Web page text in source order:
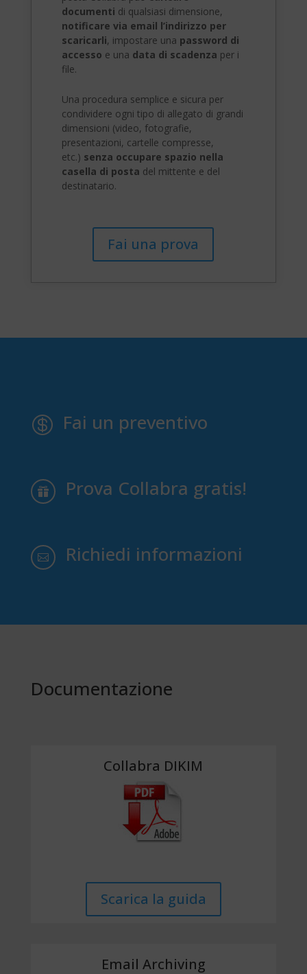
documenti di qualsiasi dimensione,
notificare via email l’indirizzo per
scaricarli, impostare una password di
accesso e una data di scadenza per i
file.
Una procedura semplice e sicura per
condividere ogni tipo di allegato di grandi
dimensioni (video, fotografie,
presentazioni, cartelle compresse,
etc.) senza occupare spazio nella
casella di posta del mittente e del
destinatario.
Fai una prova
 Fai un preventivo
 Prova Collabra gratis!
 Richiedi informazioni
Documentazione
Collabra DIKIM
Scarica la guida
Email Archiving